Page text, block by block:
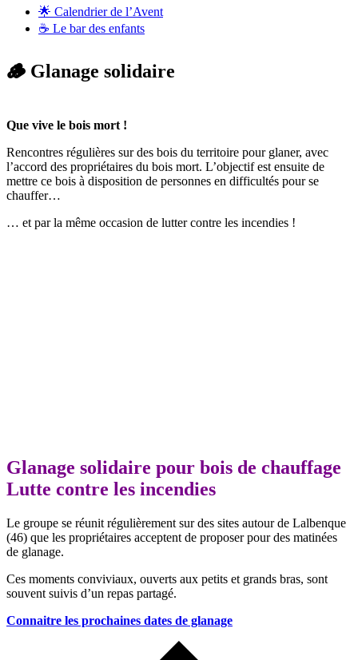
🌟 Calendrier de l’Avent
☕ Le bar des enfants
🪵 Glanage solidaire
Que vive le bois mort !
Rencontres régulières sur des bois du territoire pour glaner, avec
l’accord des propriétaires du bois mort. L’objectif est ensuite de
mettre ce bois à disposition de personnes en difficultés pour se
chauffer…
… et par la même occasion de lutter contre les incendies !
Glanage solidaire pour bois de chauffage
Lutte contre les incendies
Le groupe se réunit régulièrement sur des sites autour de Lalbenque
(46) que les propriétaires acceptent de proposer pour des matinées
de glanage.
Ces moments conviviaux, ouverts aux petits et grands bras, sont
souvent suivis d’un repas partagé.
Connaitre les prochaines dates de glanage